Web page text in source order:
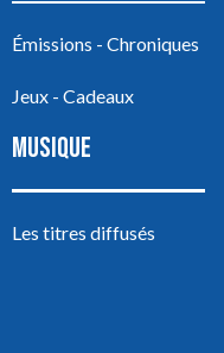
Émissions - Chroniques
Jeux - Cadeaux
MUSIQUE
Les titres diffusés